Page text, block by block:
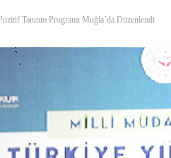
Tanıtım Programı Muğla’da Düzenlendi